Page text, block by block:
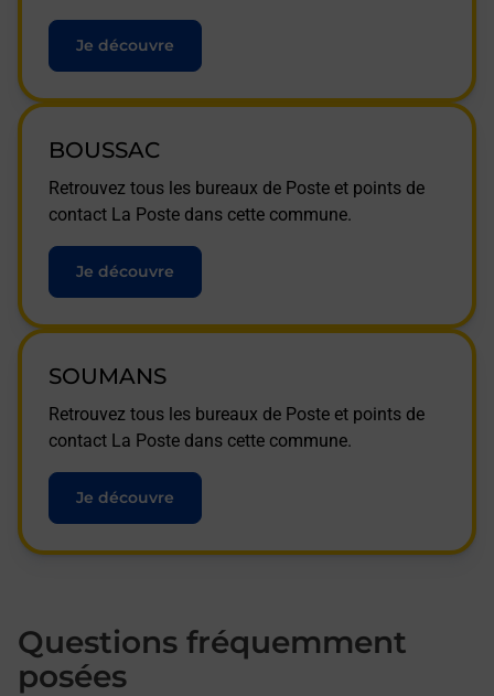
Je découvre
BOUSSAC
Retrouvez tous les bureaux de Poste et points de
contact La Poste dans cette commune.
Je découvre
SOUMANS
Retrouvez tous les bureaux de Poste et points de
contact La Poste dans cette commune.
Je découvre
Questions fréquemment
posées